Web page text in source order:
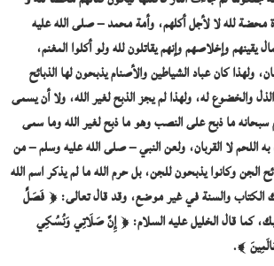
محضة لله لا لأجل أكلهم، وأمة محمد – صلى الله عليه
وإخلاصهم وإنهم يقاتلون لله ولو أكلوا المغنم،
ولهذا كان عباد الشياطين والأصنام يذبحون لها الذبائح
والخضوع له، ولهذا لم يجز الذبح لغير الله، ولا أن يسمى
سبحانه ما ذبح على النصب وهو ما ذبح لغير الله وما سمى
اللحم لا القربان، ولعن النبي – صلى الله عليه وسلم – من
الجن وكانوا يذبحون للجن، بل حرم الله ما لم يذكر اسم الله
الكتاب والسنة في غير موضع، وقد قال تعالى:﴿ فَصَلِّ
كما قال الخليل عليه السلام:﴿ إِنَّ صَلَاتِي وَنُسُكِي
﴾.